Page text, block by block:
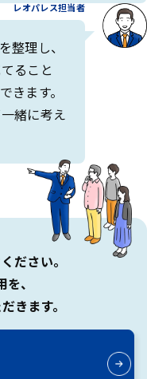
レオパレス担当者
整理し、
ること
きます。
緒に考え
ださい。
、
きます。